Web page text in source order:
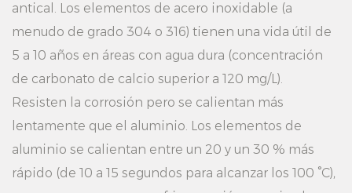
antical. Los elementos de acero inoxidable (a
menudo de grado 304 o 316) tienen una vida útil de
5 a 10 años en áreas con agua dura (concentración
de carbonato de calcio superior a 120 mg/L).
Resisten la corrosión pero se calientan más
lentamente que el aluminio. Los elementos de
aluminio se calientan entre un 20 y un 30 % más
rápido (de 10 a 15 segundos para alcanzar los 100 °C),